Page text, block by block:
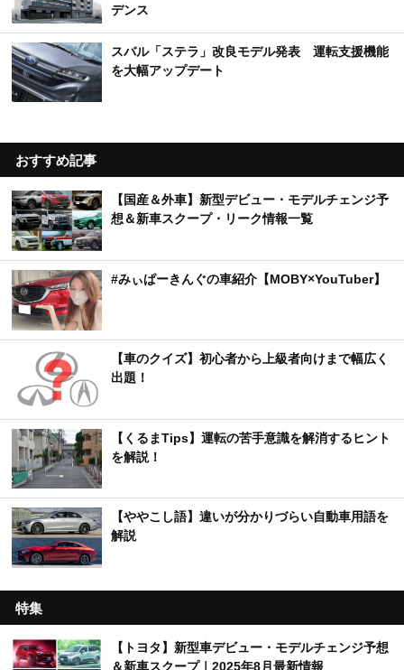
デンス
スバル「ステラ」改良モデル発表 運転支援機能
を大幅アップデート
おすすめ記事
【国産＆外車】新型デビュー・モデルチェンジ予
想＆新車スクープ・リーク情報一覧
#みぃぱーきんぐの車紹介【MOBY×YouTuber】
【車のクイズ】初心者から上級者向けまで幅広く
出題！
【くるまTips】運転の苦手意識を解消するヒント
を解説！
【ややこし語】違いが分かりづらい自動車用語を
解説
特集
【トヨタ】新型車デビュー・モデルチェンジ予想
＆新車スクープ｜2025年8月最新情報